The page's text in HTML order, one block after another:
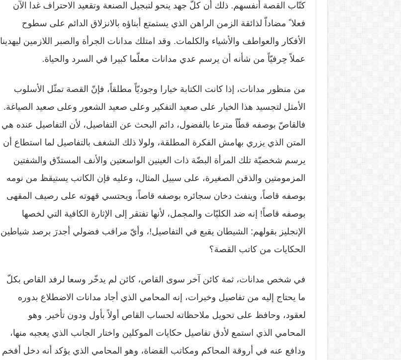
كتّاب القصة أنفسهم. ذلك أن كلّ جهد ينحو لتبجيل الصنعة وتقعيد الاحتراف غدا الآن
فعلا ً مضاداّ لذائقة الزمن الراهن الذي يستمتع أبناؤه بالانزلاق الدائم على سطوح
الأفكار والعواطف والأشياء والكلمات. وقد امتلك مدانات الجرأة والصبر اللازمين ليهدينا
عملاً حِرفيّاً من شأنه أن يرسم عدي مدانات معلّما كبيرا في السرد والحياة.
من منظور مدانات، إذا كانت الكتابة خيارا وجوديّاً مطلقاً، فإنّ القصة تمثّل الأسلوب
الأمثل لتجسيد هذا الخيار على صعيد التفكير وعلى صعيد الشعور وعلى صعيد الصياغة.
فالقاصّ بوصفه قطّاً مترعا بالفضول، دائم البحث عن التفاصيل، لأن التفاصيل عنده هي
المتن الذي يزري بهامش الفكرة المطلقة، ولولا ذلك الشغف بالتفاصيل لما استطاع أن
يرسم شخصيّة تلك المرأة البضّة ذات العينين الواسعتين والأنف المستدّق والشفتين
المزمومتين والذقن الصغيرة، على سبيل المثال، وعليه فإن الكاتب يستيقظ من نومه
بوصفه قاصاً، وينفث دخان سجائره بوصفه قاصاً، ويحتسي قهوته على رصيف المقهى
بوصفه قاصاً! إنه ضد الكليّات والمجمل، لأنها تفتقر إلى الإثارة الكافية التي لخصها
الإنجليز بقولهم: الشيطان يقبع في التفاصيل!، وأيّ مراقب فضولي أجدرَ برصد شياطين
الحكايات من كاتب القصة؟
في شخص مدانات، ثمة كائن آخر سوى القاص، كائن لم يدخّر وسعا لرفد القاص بكلّ
ما يحتاج إليه من تفاصيل وخبرات، إنه المحامي الذي أجاد مدانات الاضطلاع بدوره
لعقود، وحافظ على تحويل ملاحظاته لحساب القاص أولاً بأول ودون تأخير. وهو
المحامي الذي استمع لأدق تفاصيل حكايات الموكلين واختار الجانب الذي يعجبه منها،
ودافع عنه في أروقة المحاكم ومكاتب القضاة، وهو المحامي الذي يؤكد أنه دخل أفخم